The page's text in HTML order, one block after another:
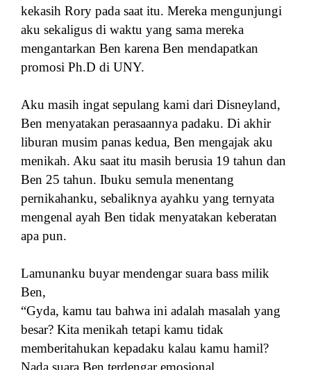
kekasih Rory pada saat itu. Mereka mengunjungi
aku sekaligus di waktu yang sama mereka
mengantarkan Ben karena Ben mendapatkan
promosi Ph.D di UNY.
Aku masih ingat sepulang kami dari Disneyland,
Ben menyatakan perasaannya padaku. Di akhir
liburan musim panas kedua, Ben mengajak aku
menikah. Aku saat itu masih berusia 19 tahun dan
Ben 25 tahun. Ibuku semula menentang
pernikahanku, sebaliknya ayahku yang ternyata
mengenal ayah Ben tidak menyatakan keberatan
apa pun.
Lamunanku buyar mendengar suara bass milik
Ben,
“Gyda, kamu tau bahwa ini adalah masalah yang
besar? Kita menikah tetapi kamu tidak
memberitahukan kepadaku kalau kamu hamil?
Nada suara Ben terdengar emosional.